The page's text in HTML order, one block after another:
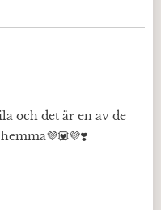
och det är en av de